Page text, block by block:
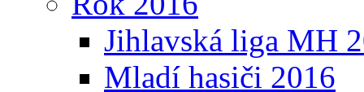
Jihlavská liga MH
Mladí hasiči 2016